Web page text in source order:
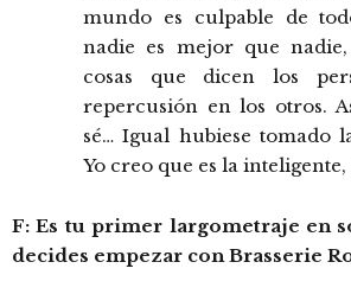
mundo es culpable de
nadie es mejor que
cosas que dicen los
repercusión en los otros.
sé… Igual hubiese tomado
Yo creo que es la inteligente,
F: Es tu primer largometraje en
decides empezar con Brasserie